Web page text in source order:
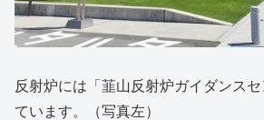
反射炉には「韮山反射炉ガイダンス
ています。（写真左）